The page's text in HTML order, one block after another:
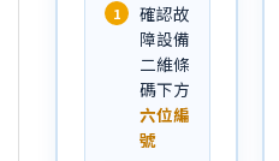
1
確認故
障設備
二維條
碼下方
六位編
號